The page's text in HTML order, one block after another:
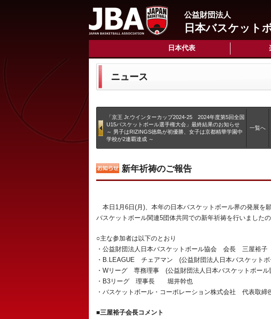
公益財団法人
日本バスケット
日本代表
ニュース
「京王 Jr.ウインターカップ2024-25 2024年度第5回全国
U15バスケットボール選手権大会」最終結果のお知らせ
～ 男子はRIZINGS徳島が初優勝、女子は京都精華学園中
学校が2連覇達成 ～
一覧へ
新年祈祷のご報告
本日1月6日(月)、本年の日本バスケットボール界の発展を
バスケットボール関連5団体共同での新年祈祷を行いました
○主な参加者は以下のとおり
・公益財団法人日本バスケットボール協会 会長 三屋裕子
・B.LEAGUE チェアマン (公益財団法人日本バスケット
・Wリーグ 専務理事 (公益財団法人日本バスケットボ
・B3リーグ 理事長 堀井幹也
・バスケットボール・コーポレーション株式会社 代表
■三屋裕子会長コメント